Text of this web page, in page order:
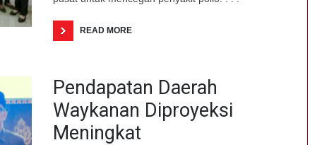
READ MORE
Pendapatan Daerah
Waykanan Diproyeksi
Meningkat